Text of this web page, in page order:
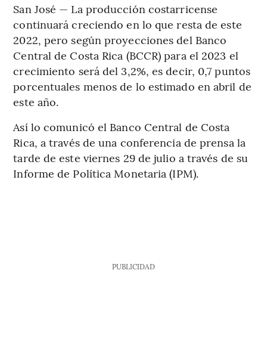
San José — La producción costarricense
continuará creciendo en lo que resta de este
2022, pero según proyecciones del Banco
Central de Costa Rica (BCCR) para el 2023 el
crecimiento será del 3,2%, es decir, 0,7 puntos
porcentuales menos de lo estimado en abril de
este año.
Así lo comunicó el Banco Central de Costa
Rica, a través de una conferencia de prensa la
tarde de este viernes 29 de julio a través de su
Informe de Política Monetaria (IPM).
PUBLICIDAD